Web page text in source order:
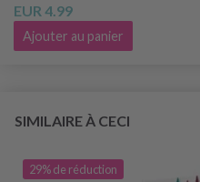
EUR 4.99
Ajouter au panier
SIMILAIRE À CECI
29% de réduction